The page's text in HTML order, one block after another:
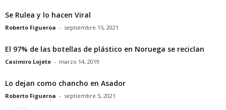
Se Rulea y lo hacen Viral
Roberto Figueroa - septiembre 15, 2021
El 97% de las botellas de plástico en Noruega se reciclan
Casimiro Lojete - marzo 14, 2019
Lo dejan como chancho en Asador
Roberto Figueroa - septiembre 5, 2021